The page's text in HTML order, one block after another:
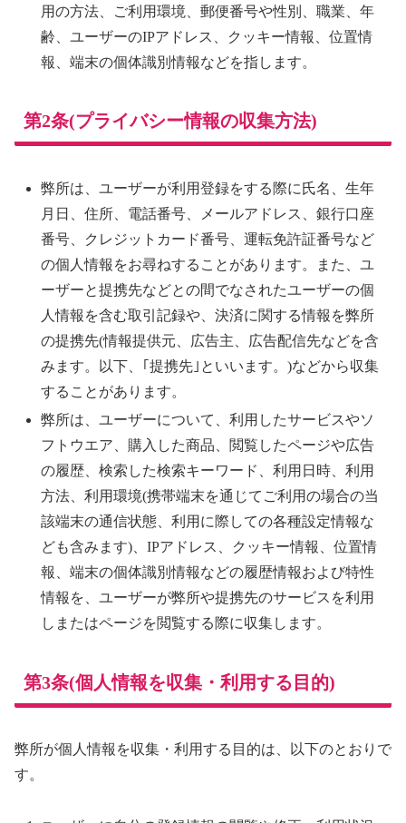
用の方法、ご利用環境、郵便番号や性別、職業、年
齢、ユーザーのIPアドレス、クッキー情報、位置情
報、端末の個体識別情報などを指します。
第2条(プライバシー情報の収集方法)
弊所は、ユーザーが利用登録をする際に氏名、生年
月日、住所、電話番号、メールアドレス、銀行口座
番号、クレジットカード番号、運転免許証番号など
の個人情報をお尋ねすることがあります。また、ユ
ーザーと提携先などとの間でなされたユーザーの個
人情報を含む取引記録や、決済に関する情報を弊所
の提携先(情報提供元、広告主、広告配信先などを含
みます。以下、｢提携先｣といいます。)などから収集
することがあります。
弊所は、ユーザーについて、利用したサービスやソ
フトウエア、購入した商品、閲覧したページや広告
の履歴、検索した検索キーワード、利用日時、利用
方法、利用環境(携帯端末を通じてご利用の場合の当
該端末の通信状態、利用に際しての各種設定情報な
ども含みます)、IPアドレス、クッキー情報、位置情
報、端末の個体識別情報などの履歴情報および特性
情報を、ユーザーが弊所や提携先のサービスを利用
しまたはページを閲覧する際に収集します。
第3条(個人情報を収集・利用する目的)
弊所が個人情報を収集・利用する目的は、以下のとおりで
す。